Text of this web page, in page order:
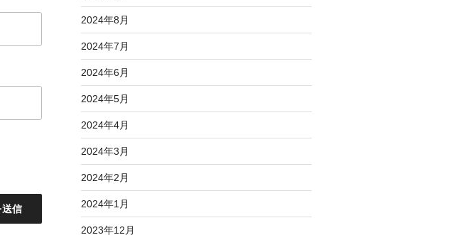
2024年8月
2024年7月
2024年6月
2024年5月
2024年4月
2024年3月
2024年2月
2024年1月
2023年12月